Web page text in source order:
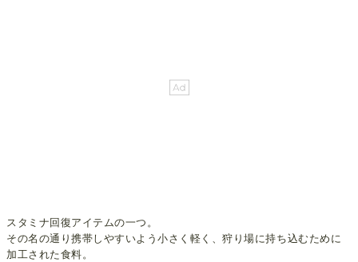
スタミナ回復アイテムの一つ。
その名の通り携帯しやすいよう小さく軽く、狩り場に持ち込むために
加工された食料。